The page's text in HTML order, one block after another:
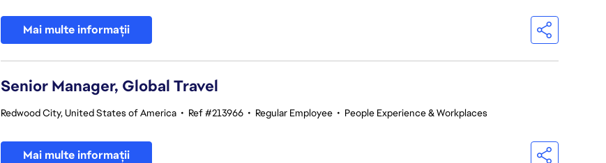
Mai multe informații
Senior Manager, Global Travel
Redwood City, United States of America • Ref #213966 • Regular Employee • People Experience & Workplaces
Mai multe informații